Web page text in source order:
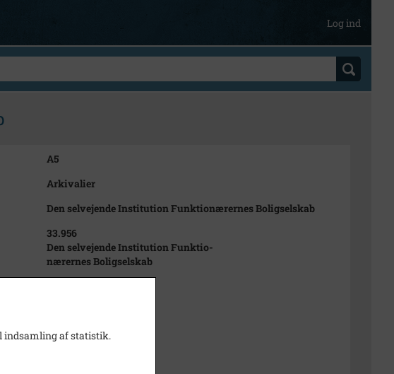
Log ind
A5
Arkivalier
Den selvejende Institution Funktionærernes Boligselskab
33.956
Den selvejende Institution Funktio-
nærernes Boligselskab
Rødovre Arkiv
indsamling af statistik.